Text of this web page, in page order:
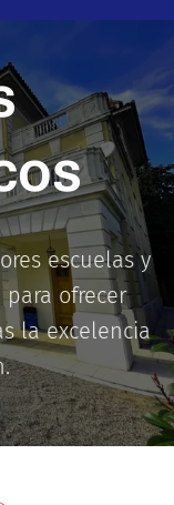
escuelas y
ofrecer
la excelencia